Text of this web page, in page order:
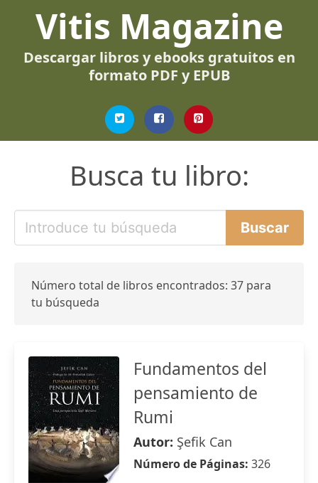
Vitis Magazine
Descargar libros y ebooks gratuitos en
formato PDF y EPUB
Busca tu libro:
Número total de libros encontrados: 37 para
tu búsqueda
Fundamentos del
pensamiento de
Rumi
Autor: Şefik Can
Número de Páginas: 326